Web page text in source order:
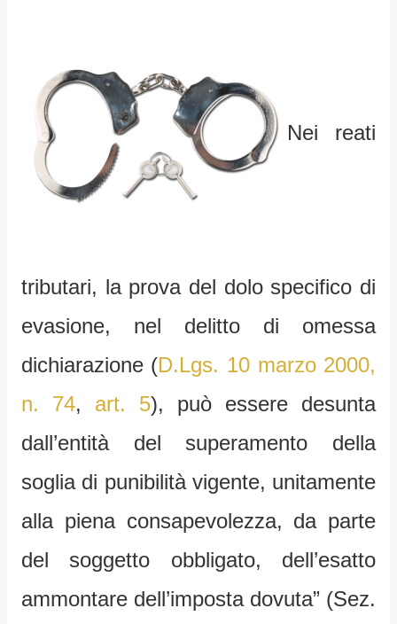
Nei reati
tributari, la prova del dolo specifico di
evasione, nel delitto di omessa
dichiarazione (D.Lgs. 10 marzo 2000,
n. 74, art. 5), può essere desunta
dall’entità del superamento della
soglia di punibilità vigente, unitamente
alla piena consapevolezza, da parte
del soggetto obbligato, dell’esatto
ammontare dell’imposta dovuta” (Sez.